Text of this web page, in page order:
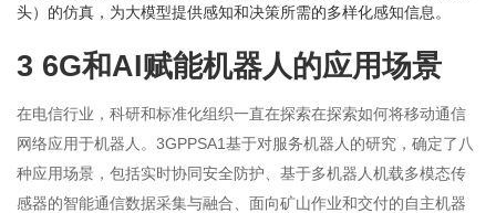
头）的仿真，为大模型提供感知和决策所需的多样化感知信息。
3 6G和AI赋能机器人的应用场景
在电信行业，科研和标准化组织一直在探索在探索如何将移动通信
网络应用于机器人。3GPPSA1基于对服务机器人的研究，确定了八
种应用场景，包括实时协同安全防护、基于多机器人机载多模态传
感器的智能通信数据采集与融合、面向矿山作业和交付的自主机器